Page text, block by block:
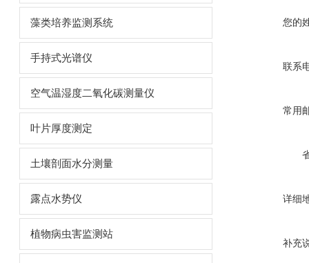
藻类培养监测系统
手持式光谱仪
空气温湿度二氧化碳测量仪
叶片厚度测定
土壤剖面水分测量
露点水势仪
植物病虫害监测站
您的
联系
常用
详细
补充